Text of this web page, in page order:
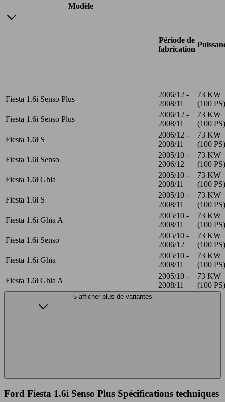
Modèle
Période de
fabrication
Fiesta 1.6i Senso Plus
2006/12 -
2008/11
73 KW
(100 PS)
Fiesta 1.6i Senso Plus
2006/12 -
2008/11
73 KW
(100 PS)
Fiesta 1.6i S
2006/12 -
2008/11
73 KW
(100 PS)
Fiesta 1.6i Senso
2005/10 -
2006/12
73 KW
(100 PS)
Fiesta 1.6i Ghia
2005/10 -
2008/11
73 KW
(100 PS)
Fiesta 1.6i S
2005/10 -
2008/11
73 KW
(100 PS)
Fiesta 1.6i Ghia A
2005/10 -
2008/11
73 KW
(100 PS)
Fiesta 1.6i Senso
2005/10 -
2006/12
73 KW
(100 PS)
Fiesta 1.6i Ghia
2005/10 -
2008/11
73 KW
(100 PS)
Fiesta 1.6i Ghia A
2005/10 -
2008/11
73 KW
(100 PS)
5 afficher plus de variantes
Ford Fiesta 1.6i Senso Plus Spécifications techniques